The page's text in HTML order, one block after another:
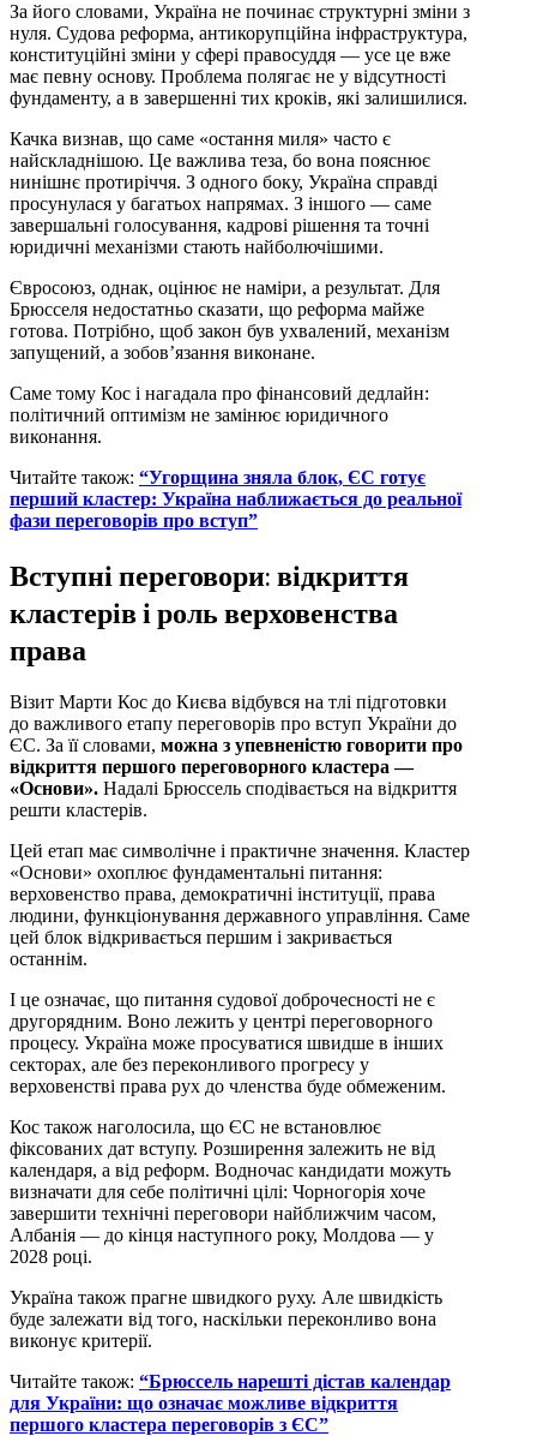
За його словами, Україна не починає структурні зміни з
нуля. Судова реформа, антикорупційна інфраструктура,
конституційні зміни у сфері правосуддя — усе це вже
має певну основу. Проблема полягає не у відсутності
фундаменту, а в завершенні тих кроків, які залишилися.
Качка визнав, що саме «остання миля» часто є
найскладнішою. Це важлива теза, бо вона пояснює
нинішнє протиріччя. З одного боку, Україна справді
просунулася у багатьох напрямах. З іншого — саме
завершальні голосування, кадрові рішення та точні
юридичні механізми стають найболючішими.
Євросоюз, однак, оцінює не наміри, а результат. Для
Брюсселя недостатньо сказати, що реформа майже
готова. Потрібно, щоб закон був ухвалений, механізм
запущений, а зобов’язання виконане.
Саме тому Кос і нагадала про фінансовий дедлайн:
політичний оптимізм не замінює юридичного
виконання.
Читайте також: “Угорщина зняла блок, ЄС готує
перший кластер: Україна наближається до реальної
фази переговорів про вступ”
Вступні переговори: відкриття
кластерів і роль верховенства
права
Візит Марти Кос до Києва відбувся на тлі підготовки
до важливого етапу переговорів про вступ України до
ЄС. За її словами, можна з упевненістю говорити про
відкриття першого переговорного кластера —
«Основи». Надалі Брюссель сподівається на відкриття
решти кластерів.
Цей етап має символічне і практичне значення. Кластер
«Основи» охоплює фундаментальні питання:
верховенство права, демократичні інституції, права
людини, функціонування державного управління. Саме
цей блок відкривається першим і закривається
останнім.
І це означає, що питання судової доброчесності не є
другорядним. Воно лежить у центрі переговорного
процесу. Україна може просуватися швидше в інших
секторах, але без переконливого прогресу у
верховенстві права рух до членства буде обмеженим.
Кос також наголосила, що ЄС не встановлює
фіксованих дат вступу. Розширення залежить не від
календаря, а від реформ. Водночас кандидати можуть
визначати для себе політичні цілі: Чорногорія хоче
завершити технічні переговори найближчим часом,
Албанія — до кінця наступного року, Молдова — у
2028 році.
Україна також прагне швидкого руху. Але швидкість
буде залежати від того, наскільки переконливо вона
виконує критерії.
Читайте також: “Брюссель нарешті дістав календар
для України: що означає можливе відкриття
першого кластера переговорів з ЄС”